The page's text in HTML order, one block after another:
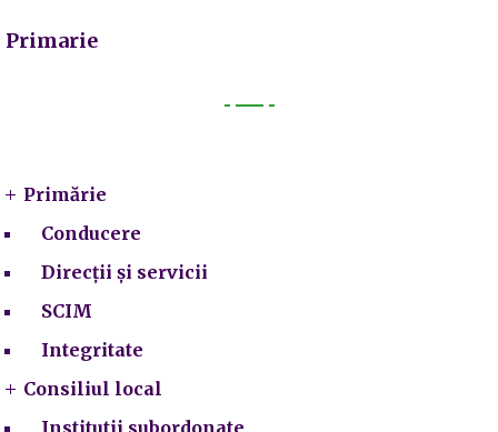
Primarie
Primărie
Conducere
Direcții și servicii
SCIM
Integritate
Consiliul local
Institutii subordonate